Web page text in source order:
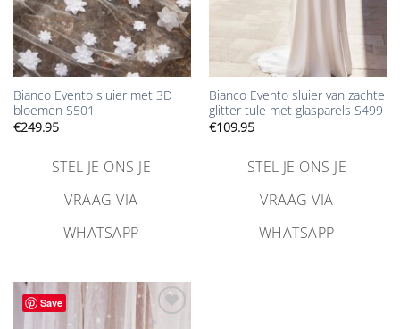
Bianco Evento sluier met 3D
bloemen S501
€249.95
STEL JE ONS JE
VRAAG VIA
WHATSAPP
Bianco Evento sluier van zachte
glitter tule met glasparels S499
€109.95
STEL JE ONS JE
VRAAG VIA
WHATSAPP
Save
Aan